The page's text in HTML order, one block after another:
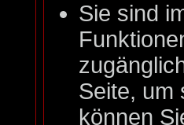
Sie sind
Seite, um
können